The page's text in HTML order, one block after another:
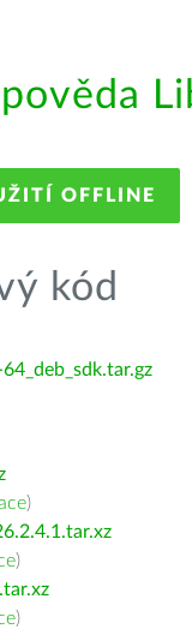
OFFLINE
kód
)
)
)